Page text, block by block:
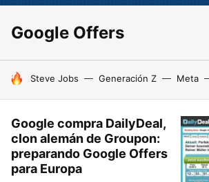
Google Offers
HOY SE HABLA DE
Steve Jobs Generación Z Meta
Google compra DailyDeal,
clon alemán de Groupon:
preparando Google Offers
para Europa